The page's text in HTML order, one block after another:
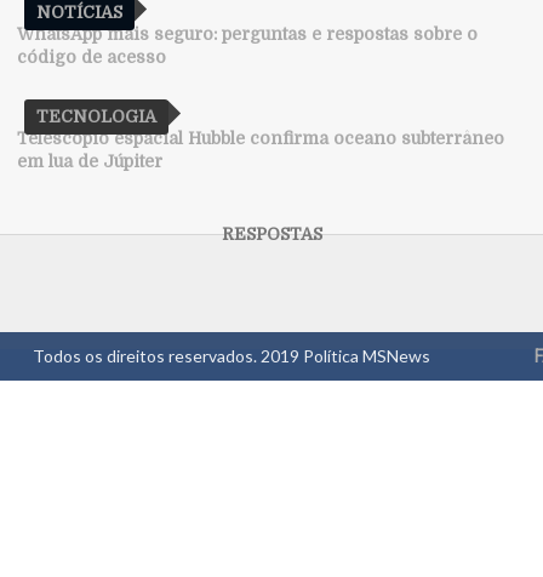
NOTÍCIAS
WhatsApp mais seguro: perguntas e respostas sobre o
código de acesso
TECNOLOGIA
Telescópio espacial Hubble confirma oceano subterrâneo
em lua de Júpiter
Todos os direitos reservados. 2019 Política MSNews